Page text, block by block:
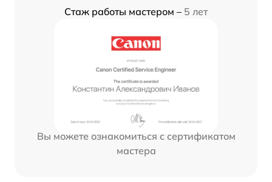
Стаж работы мастером – 5 лет
Вы можете ознакомиться с сертификатом
мастера